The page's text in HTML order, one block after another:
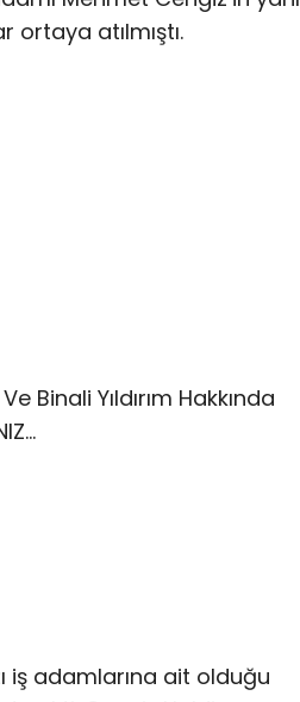
ortaya atılmıştı.
Binali Yıldırım Hakkında
iş adamlarına ait olduğu